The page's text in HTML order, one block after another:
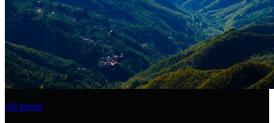
All'aperto